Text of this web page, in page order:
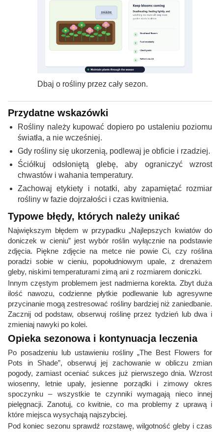
Dbaj o rośliny przez cały sezon.
Przydatne wskazówki
Rośliny należy kupować dopiero po ustaleniu poziomu
światła, a nie wcześniej.
Gdy rośliny się ukorzenią, podlewaj je obficie i rzadziej.
Ściółkuj odsłoniętą glebę, aby ograniczyć wzrost
chwastów i wahania temperatury.
Zachowaj etykiety i notatki, aby zapamiętać rozmiar
rośliny w fazie dojrzałości i czas kwitnienia.
Typowe błędy, których należy unikać
Największym błędem w przypadku „Najlepszych kwiatów do
doniczek w cieniu” jest wybór roślin wyłącznie na podstawie
zdjęcia. Piękne zdjęcie na metce nie powie Ci, czy roślina
poradzi sobie w cieniu, popołudniowym upale, z drenażem
gleby, niskimi temperaturami zimą ani z rozmiarem doniczki.
Innym częstym problemem jest nadmierna korekta. Zbyt duża
ilość nawozu, codzienne płytkie podlewanie lub agresywne
przycinanie mogą zestresować rośliny bardziej niż zaniedbanie.
Zacznij od podstaw, obserwuj roślinę przez tydzień lub dwa i
zmieniaj nawyki po kolei.
Opieka sezonowa i kontynuacja leczenia
Po posadzeniu lub ustawieniu rośliny „The Best Flowers for
Pots in Shade”, obserwuj jej zachowanie w obliczu zmian
pogody, zamiast oceniać sukces już pierwszego dnia. Wzrost
wiosenny, letnie upały, jesienne porządki i zimowy okres
spoczynku – wszystkie te czynniki wymagają nieco innej
pielęgnacji. Zanotuj, co kwitnie, co ma problemy z uprawą i
które miejsca wysychają najszybciej.
Pod koniec sezonu sprawdź rozstawę, wilgotność gleby i czas